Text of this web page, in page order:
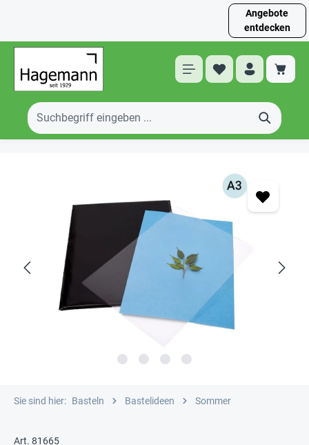
Angebote
entdecken
Sie sind hier: Basteln Bastelideen Sommer
Art. 81665